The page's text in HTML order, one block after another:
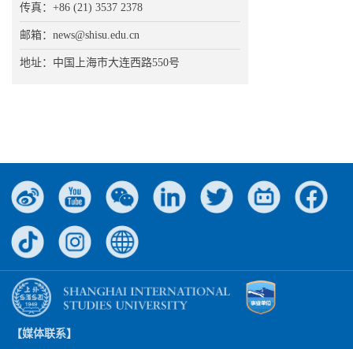
传真：+86 (21) 3537 2378
邮箱：news@shisu.edu.cn
地址：中国上海市大连西路550号
【媒体联系】